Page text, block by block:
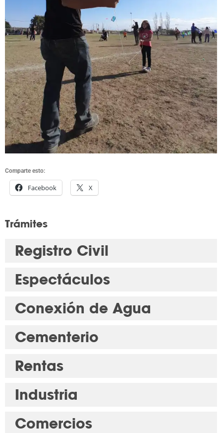
Comparte esto:
Facebook X
Trámites
Registro Civil
Espectáculos
Conexión de Agua
Cementerio
Rentas
Industria
Comercios